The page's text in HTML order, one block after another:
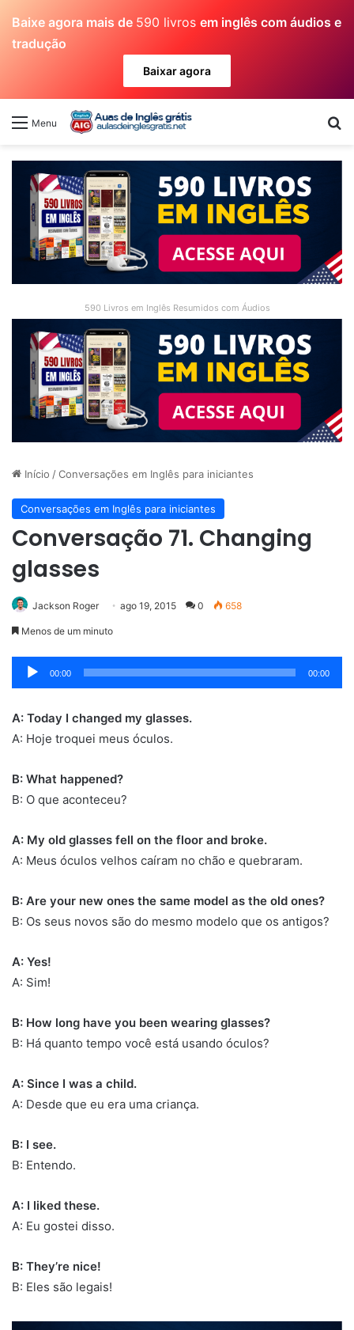
Baixe agora mais de 590 livros em inglês com áudios e
tradução
Baixar agora
Menu
590 Livros em Inglês Resumidos com Áudios
Início /Conversações em Inglês para iniciantes
Conversações em Inglês para iniciantes
Conversação 71. Changing
glasses
Jackson Roger ago 19, 2015 0 658
Menos de um minuto
Tocador
de
00:00 00:00
A: Today I changed my glasses.
A: Hoje troquei meus óculos.
B: What happened?
B: O que aconteceu?
A: My old glasses fell on the floor and broke.
A: Meus óculos velhos caíram no chão e quebraram.
B: Are your new ones the same model as the old ones?
B: Os seus novos são do mesmo modelo que os antigos?
A: Yes!
A: Sim!
B: How long have you been wearing glasses?
B: Há quanto tempo você está usando óculos?
A: Since I was a child.
A: Desde que eu era uma criança.
B: I see.
B: Entendo.
A: I liked these.
A: Eu gostei disso.
B: They’re nice!
B: Eles são legais!